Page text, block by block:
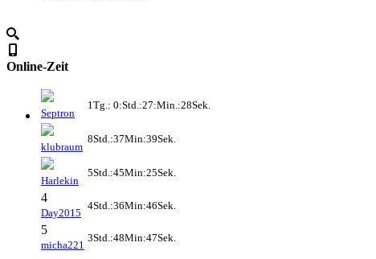
Online-Zeit
Septron
1Tg.: 0:Std.:27:Min.:28Sek.
klubraum
8Std.:37Min:39Sek.
Harlekin
5Std.:45Min:25Sek.
4
Day2015
4Std.:36Min:46Sek.
5
micha221
3Std.:48Min:47Sek.